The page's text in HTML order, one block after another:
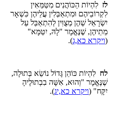
לז לִהְיוֹת הַכּוֹהֲנִים מִטַּמֵּאִין
לִקְרוֹבֵיהֶם וּמִתְאַבְּלִין עֲלֵיהֶן כִּשְׁאָר
יִשְׂרָאֵל שְׁהֶן מְצֻוִּין לְהִתְאַבַּל עַל
מֵתֵיהֶן, שֶׁנֶּאֱמָר "לָהּ, יִטַּמָּא"
(ויקרא כא,ג).
לח לִהְיוֹת כּוֹהֵן גָּדוֹל נוֹשֵׂא בְּתוּלָה,
שֶׁנֶּאֱמָר "וְהוּא, אִשָּׁה בִבְתוּלֶיהָ
יִקָּח" (ויקרא כא,יג).